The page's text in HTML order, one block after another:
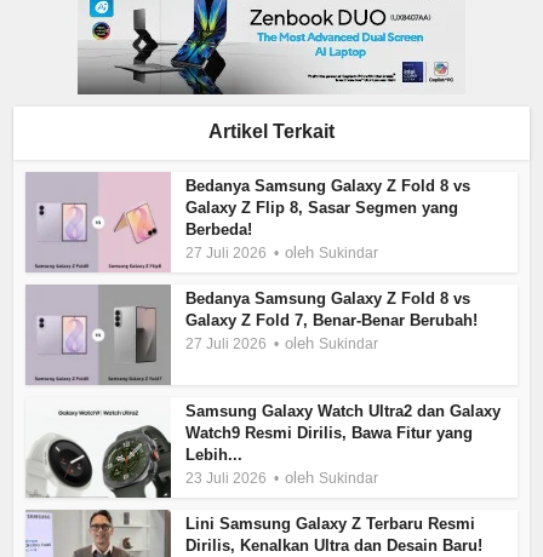
Artikel Terkait
Bedanya Samsung Galaxy Z Fold 8 vs
Galaxy Z Flip 8, Sasar Segmen yang
Berbeda!
27 Juli 2026 oleh Sukindar
Bedanya Samsung Galaxy Z Fold 8 vs
Galaxy Z Fold 7, Benar-Benar Berubah!
27 Juli 2026 oleh Sukindar
Samsung Galaxy Watch Ultra2 dan Galaxy
Watch9 Resmi Dirilis, Bawa Fitur yang
Lebih...
23 Juli 2026 oleh Sukindar
Lini Samsung Galaxy Z Terbaru Resmi
Dirilis, Kenalkan Ultra dan Desain Baru!